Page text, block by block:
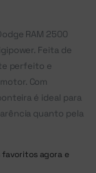
RAM 2500
Feita de
perfeito e
Com
é ideal para
quanto pela
agora e